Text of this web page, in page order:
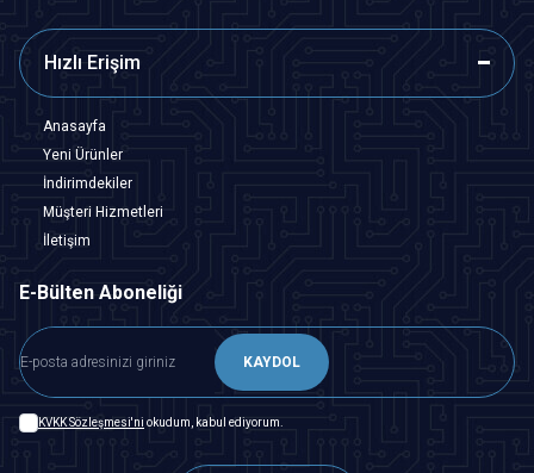
Hızlı Erişim
Anasayfa
Yeni Ürünler
İndirimdekiler
Müşteri Hizmetleri
İletişim
E-Bülten Aboneliği
KAYDOL
KVKK Sözleşmesi'ni okudum, kabul ediyorum.